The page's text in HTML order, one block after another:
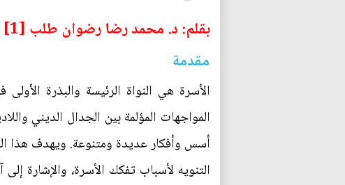
بقلم: د. محمد رضا رضوان طلب [1] [2]
مقدمة
الأسرة هي النواة الرئيسة والبذرة
المواجهات المؤلمة بين الجدال الديني
أسس وأفكار عديدة ومتنوعة. ويهدف هذا
التنويه لأسباب تفكك الأسرة، والإشارة